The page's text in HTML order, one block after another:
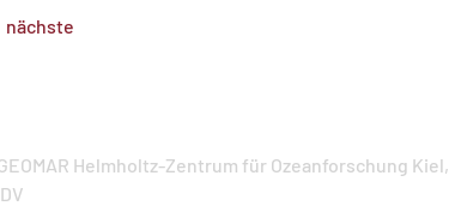
nächste
Helmholtz-Zentrum für Ozeanforschung Kiel,